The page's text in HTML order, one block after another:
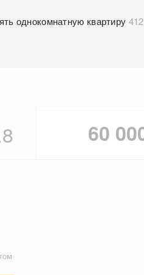
однокомнатную квартиру
60